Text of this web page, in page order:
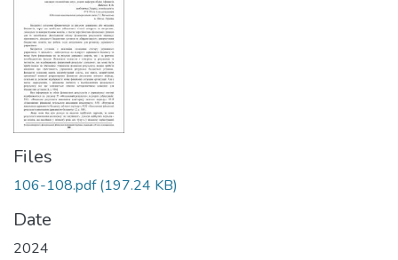
Files
106-108.pdf(197.24 KB)
Date
2024